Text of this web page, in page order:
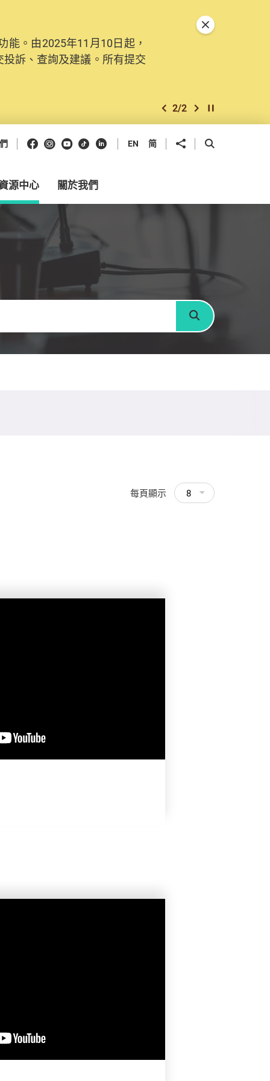
。由2025年11月10日起，
訴、查詢及建議。所有提交
上一個
2/2 下一個開始/暫停幻燈
關閉特別通告
Facebook
Instagram
Youtube
抖音領英 EN 简 分享到 開啟搜尋框
源中心 關於我們
搜尋
每頁顯示 8